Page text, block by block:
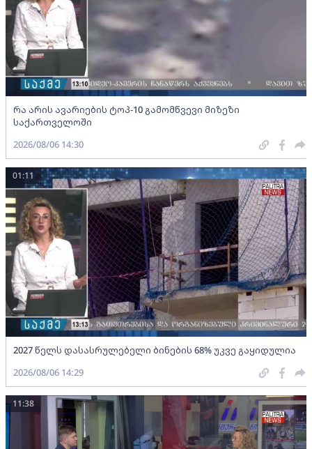
რა არის ავარიების ტოპ-10 გამომწვევი მიზეზი
საქართველოში
2026/08/06 14:30
2027 წელს დასასრულებელი ბინების 68% უკვე გაყიდულია
01:11
2026/08/06 14:29
11:38